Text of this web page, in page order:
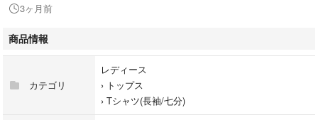
綿57% / レーヨン39% / ポリウレタン4%
・リブ素材で伸縮性あり
・トップスフィット：細め
・シンプルデザインで着回し◎
・洗濯機OK（乾燥機不可）
3ヶ月前
商品情報
カテゴリ
レディース
› トップス
› Tシャツ(長袖/七分)